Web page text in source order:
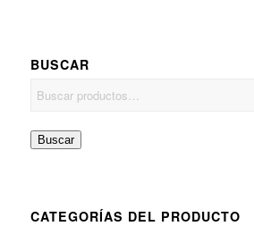
BUSCAR
Buscar
CATEGORÍAS DEL PRODUCTO